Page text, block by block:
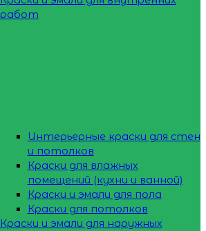
работ
Интерьерные краски для стен
и потолков
Краски для влажных
помещений (кухни и ванной)
Краски и эмали для пола
Краски для потолков
Краски и эмали для наружных